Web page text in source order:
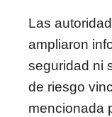
Las
ampliaron
seguridad ni
de riesgo
mencionada